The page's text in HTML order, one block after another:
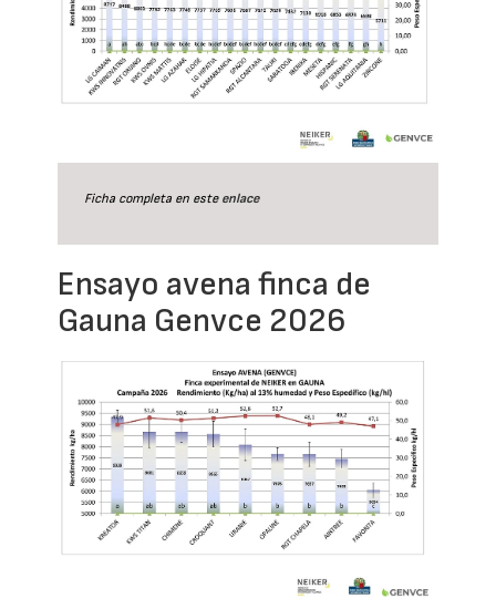
Ficha completa en este enlace
Ensayo avena finca de
Gauna Genvce 2026